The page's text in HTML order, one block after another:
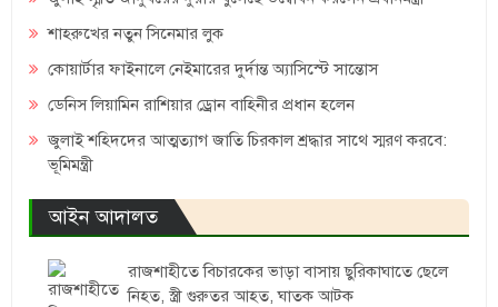
শাহরুখের নতুন সিনেমার লুক
কোয়ার্টার ফাইনালে নেইমারের দুর্দান্ত অ্যাসিস্টে সান্তোস
ডেনিস লিয়ামিন রাশিয়ার ড্রোন বাহিনীর প্রধান হলেন
জুলাই শহিদদের আত্মত্যাগ জাতি চিরকাল শ্রদ্ধার সাথে স্মরণ করবে:
ভূমিমন্ত্রী
আইন আদালত
রাজশাহীতে বিচারকের ভাড়া বাসায় ছুরিকাঘাতে ছেলে
নিহত, স্ত্রী গুরুতর আহত, ঘাতক আটক